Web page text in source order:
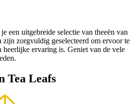
een uitgebreide selectie van theeën van
zorgvuldig geselecteerd om ervoor te
heerlijke ervaring is. Geniet van de vele
Tea Leafs